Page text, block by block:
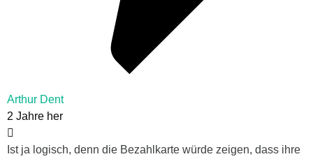
Arthur Dent
2 Jahre her
Ist ja logisch, denn die Bezahlkarte würde zeigen, dass ihre